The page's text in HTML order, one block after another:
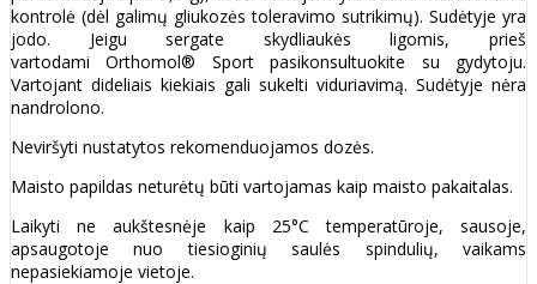
kontrolė (dėl galimų gliukozės toleravimo sutrikimų). Sudėtyje yra
jodo. Jeigu sergate skydliaukės ligomis, prieš
vartodami Orthomol® Sport pasikonsultuokite su gydytoju.
Vartojant dideliais kiekiais gali sukelti viduriavimą. Sudėtyje nėra
nandrolono.
Neviršyti nustatytos rekomenduojamos dozės.
Maisto papildas neturėtų būti vartojamas kaip maisto pakaitalas.
Laikyti ne aukštesnėje kaip 25°C temperatūroje, sausoje,
apsaugotoje nuo tiesioginių saulės spindulių, vaikams
nepasiekiamoje vietoje.